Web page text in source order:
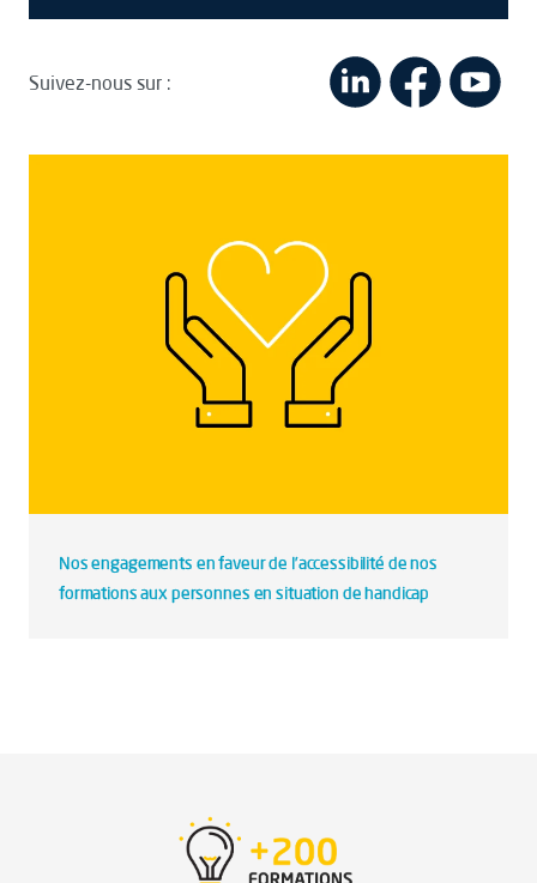
Suivez-nous sur :
Nos engagements en faveur de l’accessibilité de nos
formations aux personnes en situation de handicap